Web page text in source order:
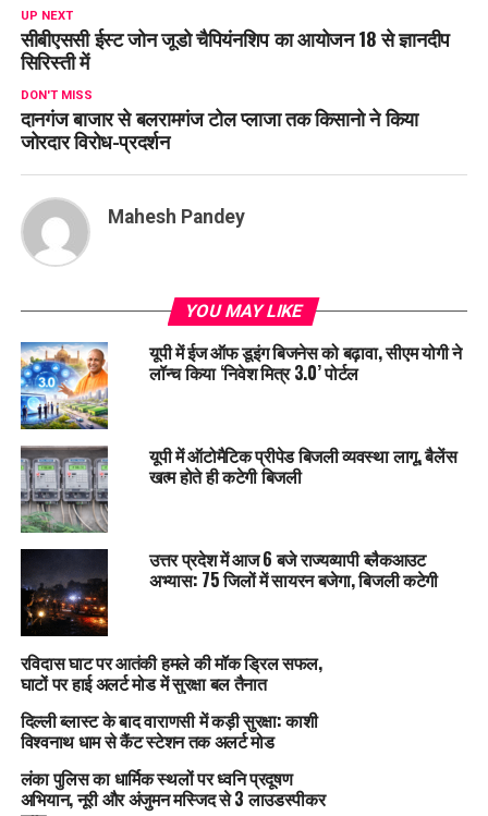
UP NEXT
सीबीएससी ईस्ट जोन जूडो चैपियंनशिप का आयोजन 18 से ज्ञानदीप
सिरिस्ती में
DON'T MISS
दानगंज बाजार से बलरामगंज टोल प्लाजा तक किसानो ने किया
जोरदार विरोध-प्रदर्शन
Mahesh Pandey
YOU MAY LIKE
यूपी में ईज ऑफ डूइंग बिजनेस को बढ़ावा, सीएम योगी ने
लॉन्च किया ‘निवेश मित्र 3.0’ पोर्टल
यूपी में ऑटोमैटिक प्रीपेड बिजली व्यवस्था लागू, बैलेंस
खत्म होते ही कटेगी बिजली
उत्तर प्रदेश में आज 6 बजे राज्यव्यापी ब्लैकआउट
अभ्यास: 75 जिलों में सायरन बजेगा, बिजली कटेगी
रविदास घाट पर आतंकी हमले की मॉक ड्रिल सफल,
घाटों पर हाई अलर्ट मोड में सुरक्षा बल तैनात
दिल्ली ब्लास्ट के बाद वाराणसी में कड़ी सुरक्षा: काशी
विश्वनाथ धाम से कैंट स्टेशन तक अलर्ट मोड
लंका पुलिस का धार्मिक स्थलों पर ध्वनि प्रदूषण
अभियान, नूरी और अंजुमन मस्जिद से 3 लाउडस्पीकर